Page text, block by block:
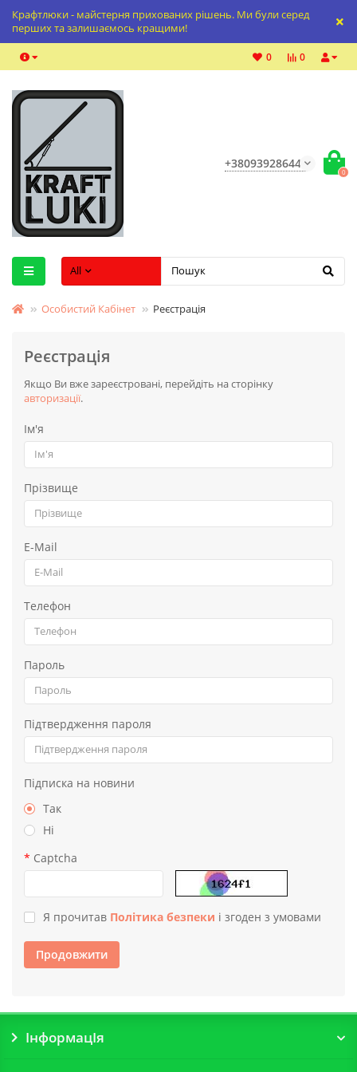
Крафтлюки - майстерня прихованих рішень. Ми були серед
перших та залишаємось кращими!
0
0
+380939286447
0
All
Особистий Кабінет Реєстрація
Реєстрація
Якщо Ви вже зареєстровані, перейдіть на сторінку
авторизації.
Ім'я
Прізвище
E-Mail
Телефон
Пароль
Підтвердження пароля
Підписка на новини
Так
Ні
Captcha
Я прочитав Політика безпеки і згоден з умовами
Продовжити
ІнформацІя